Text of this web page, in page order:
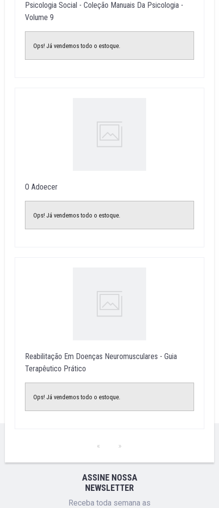
Psicologia Social - Coleção Manuais Da Psicologia -
Volume 9
Ops! Já vendemos todo o estoque.
O Adoecer
Ops! Já vendemos todo o estoque.
Reabilitação Em Doenças Neuromusculares - Guia
Terapêutico Prático
Ops! Já vendemos todo o estoque.
ASSINE NOSSA
NEWSLETTER
Receba toda semana as